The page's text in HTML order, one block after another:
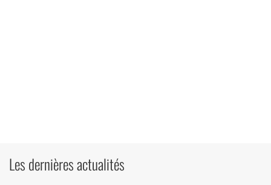
Les dernières actualités